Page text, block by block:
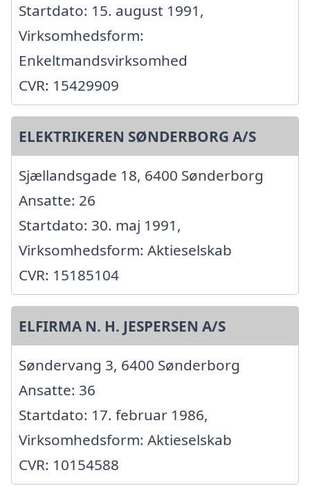
Startdato: 15. august 1991,
Virksomhedsform:
Enkeltmandsvirksomhed
CVR: 15429909
ELEKTRIKEREN SØNDERBORG A/S
Sjællandsgade 18, 6400 Sønderborg
Ansatte: 26
Startdato: 30. maj 1991,
Virksomhedsform: Aktieselskab
CVR: 15185104
ELFIRMA N. H. JESPERSEN A/S
Søndervang 3, 6400 Sønderborg
Ansatte: 36
Startdato: 17. februar 1986,
Virksomhedsform: Aktieselskab
CVR: 10154588